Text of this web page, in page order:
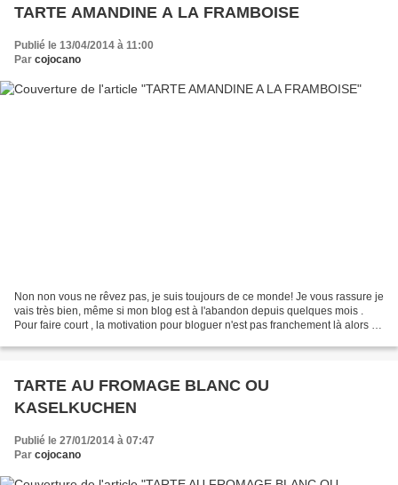
TARTE AMANDINE A LA FRAMBOISE
Publié le 13/04/2014 à 11:00
Par cojocano
Non non vous ne rêvez pas, je suis toujours de ce monde! Je vous rassure je
vais très bien, même si mon blog est à l'abandon depuis quelques mois .
Pour faire court , la motivation pour bloguer n'est pas franchement là alors je
TARTE AU FROMAGE BLANC OU
KASELKUCHEN
Publié le 27/01/2014 à 07:47
Par cojocano